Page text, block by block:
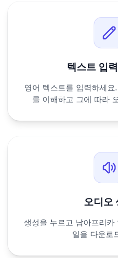
텍스트 입
영어 텍스트를 입력하세
를 이해하고 그에 따라
오디오
생성을 누르고 남아프리
일을 다운로